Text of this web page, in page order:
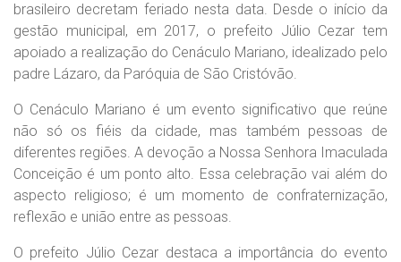
brasileiro decretam feriado nesta data. Desde o início da
gestão municipal, em 2017, o prefeito Júlio Cezar tem
apoiado a realização do Cenáculo Mariano, idealizado pelo
padre Lázaro, da Paróquia de São Cristóvão.
O Cenáculo Mariano é um evento significativo que reúne
não só os fiéis da cidade, mas também pessoas de
diferentes regiões. A devoção a Nossa Senhora Imaculada
Conceição é um ponto alto. Essa celebração vai além do
aspecto religioso; é um momento de confraternização,
reflexão e união entre as pessoas.
O prefeito Júlio Cezar destaca a importância do evento